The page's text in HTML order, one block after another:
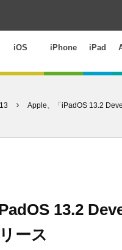
iOS iPhone iPad
Apple、「iPadOS 13.2
13.2
ース